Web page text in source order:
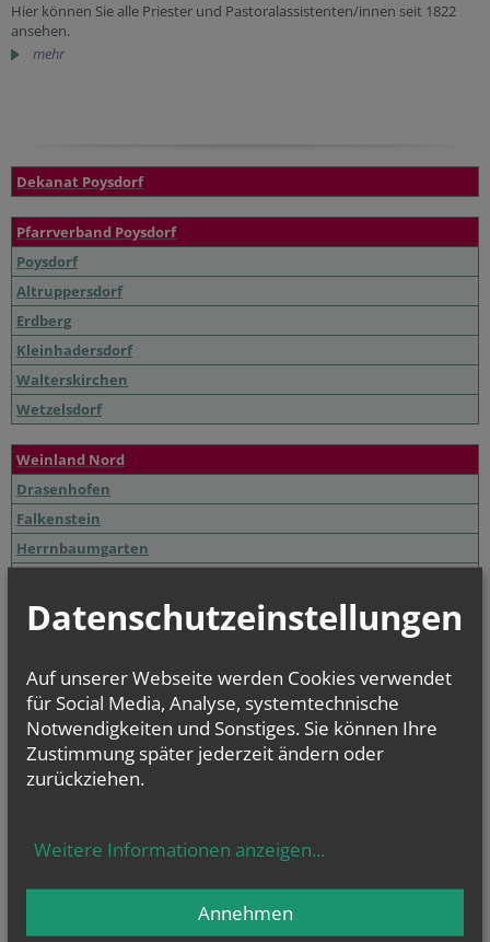
Hier können Sie alle Priester und Pastoralassistenten/innen seit 1822
ansehen.
mehr
Dekanat Poysdorf
Pfarrverband Poysdorf
Poysdorf
Altruppersdorf
Erdberg
Kleinhadersdorf
Walterskirchen
Wetzelsdorf
Weinland Nord
Drasenhofen
Falkenstein
Herrnbaumgarten
Ottenthal
Poysbrunn
Schrattenberg
Stützenhofen
Entwicklungsraum Ost
Altlichtenwarth
Katzelsdorf
Datenschutzeinstellungen
Auf unserer Webseite werden Cookies verwendet
für Social Media, Analyse, systemtechnische
Notwendigkeiten und Sonstiges. Sie können Ihre
Zustimmung später jederzeit ändern oder
zurückziehen.
Weitere Informationen anzeigen...
Annehmen